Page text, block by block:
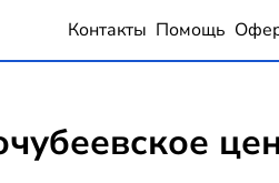
Контакты Помощь